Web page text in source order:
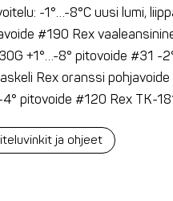
-1°…-8°C uusi lumi,
#190 Rex
+1°…-8° pitovoide #31 -
Rex oranssi
4° pitovoide #120 Rex TK-
ja ohjeet